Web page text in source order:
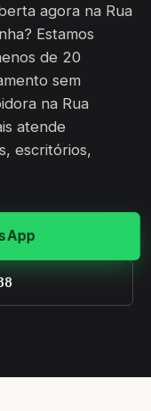
agora na Rua
Estamos
de 20
sem
na Rua
atende
escritórios,